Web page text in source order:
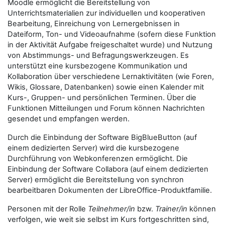
Moodle ermöglicht die Bereitstellung von
Unterrichtsmaterialien zur individuellen und kooperativen
Bearbeitung, Einreichung von Lernergebnissen in
Dateiform, Ton- und Videoaufnahme (sofern diese Funktion
in der Aktivität Aufgabe freigeschaltet wurde) und Nutzung
von Abstimmungs- und Befragungswerkzeugen. Es
unterstützt eine kursbezogene Kommunikation und
Kollaboration über verschiedene Lernaktivitäten (wie Foren,
Wikis, Glossare, Datenbanken) sowie einen Kalender mit
Kurs-, Gruppen- und persönlichen Terminen. Über die
Funktionen Mitteilungen und Forum können Nachrichten
gesendet und empfangen werden.
Durch die Einbindung der Software BigBlueButton (auf
einem dedizierten Server) wird die kursbezogene
Durchführung von Webkonferenzen ermöglicht. Die
Einbindung der Software Collabora (auf einem dedizierten
Server) ermöglicht die Bereitstellung von synchron
bearbeitbaren Dokumenten der LibreOffice-Produktfamilie.
Personen mit der Rolle Teilnehmer/in bzw. Trainer/in können
verfolgen, wie weit sie selbst im Kurs fortgeschritten sind,